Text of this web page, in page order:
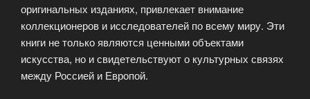
оригинальных изданиях, привлекает внимание
коллекционеров и исследователей по всему миру. Эти
книги не только являются ценными объектами
искусства, но и свидетельствуют о культурных связях
между Россией и Европой.